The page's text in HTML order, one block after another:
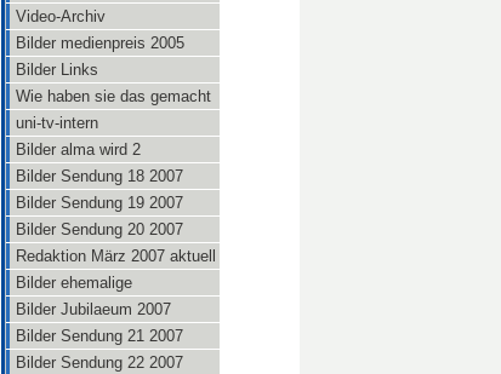
Video-Archiv
Bilder medienpreis 2005
Bilder Links
Wie haben sie das gemacht
uni-tv-intern
Bilder alma wird 2
Bilder Sendung 18 2007
Bilder Sendung 19 2007
Bilder Sendung 20 2007
Redaktion März 2007 aktuell
Bilder ehemalige
Bilder Jubilaeum 2007
Bilder Sendung 21 2007
Bilder Sendung 22 2007